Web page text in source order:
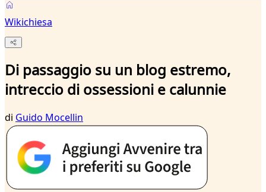
Wikichiesa
Di passaggio su un blog estremo,
intreccio di ossessioni e calunnie
di Guido Mocellin